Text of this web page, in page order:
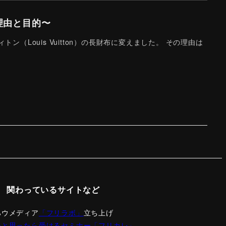
と目的〜
トン（Louis Vuitton）の長財布に変えました。 その理由は
関わっているサイトなど
メディア 「フリラボ」 立ち上げ